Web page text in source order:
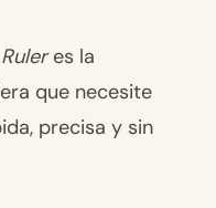
es la
que necesite
precisa y sin